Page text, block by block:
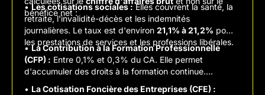
bénéfice net :
•Les cotisations sociales :Elles couvrent la santé, la
retraite, l'invalidité-décès et les indemnités
journalières. Le taux est d'environ 21,1% à 21,2% pour
les prestations de services et les professions libérales.
•La Contribution à la Formation Professionnelle
(CFP) : Entre 0,1% et 0,3% du CA. Elle permet
d'accumuler des droits à la formation continue.
• La Cotisation Foncière des Entreprises (CFE) :